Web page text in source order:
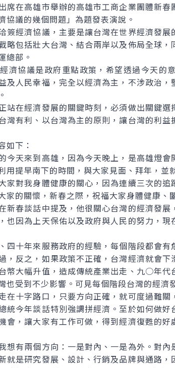
席在高雄市舉辦的高雄市工商企業團體新
議的幾個問題」為題發表演說。
經濟協議，主要是讓台灣在世界經濟發展
略包括壯大台灣、結合兩岸以及佈局全球
總部。
協議是政府重點政策，希望透過今天的
及人民幸福，完全以經濟為主，不涉政治
在經濟發展的關鍵時刻，必須做出關鍵選
灣有利、以台灣為主的原則，讓台灣的利
下：
天來到高雄，因為今天晚上，是高雄燈會
用提早南下的時間，與大家見面、拜年，並
對我身體健康的關心，因為連續三次的追
家的關懷，新春之際，祝福大家身體健康、
春談話中提及，他很關心台灣的經濟發展
也因為上天保佑以及政府與人民的努力，
十年來服務政府的經驗，每個階段都會有
，反之，如果政策不正確，台灣經濟就會
幣大幅升值，造成傳統產業出走、九○年代
也受到不少影響。可見每個階段台灣的經濟
十字路口，只要方向正確，就可度過難關
統今年談話特別強調拼經濟。至於如何做
會，讓大家有工作可做，得到經濟復甦的
有兩個方向：一是對內、一是為外。對內
就是研究發展、設計、行銷及品牌與通路